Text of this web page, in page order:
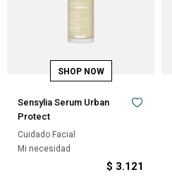
Sensylia Serum Urban
Protect
Cuidado Facial
Mi necesidad
$ 3.121